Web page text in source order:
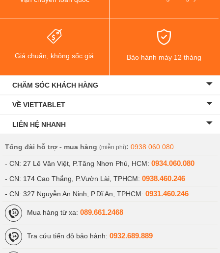
Giá chuẩn, không sốc giá Bảo hành máy 12 tháng
CHĂM SÓC KHÁCH HÀNG
VỀ VIETTABLET
LIÊN HỆ NHANH
Tổng đài hỗ trợ - mua hàng (miễn phí): 0938.060.080
- CN: 27 Lê Văn Việt, P.Tăng Nhơn Phú, HCM: 0934.060.080
- CN: 174 Cao Thắng, P.Vườn Lài, TPHCM: 0938.460.246
- CN: 327 Nguyễn An Ninh, P.Dĩ An, TPHCM: 0931.460.246
Mua hàng từ xa: 089.661.2468
Tra cứu tiến độ bảo hành: 0932.689.889